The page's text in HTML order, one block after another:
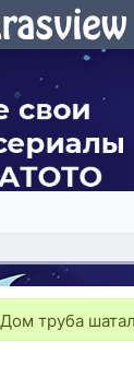
Дом труба